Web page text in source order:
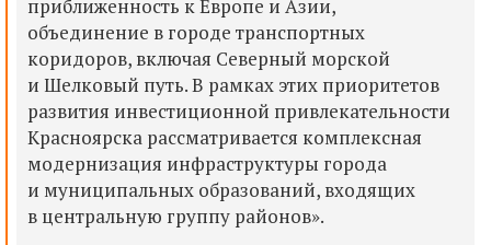
приближенность к Европе и Азии,
объединение в городе транспортных
коридоров, включая Северный морской
и Шелковый путь. В рамках этих приоритетов
развития инвестиционной привлекательности
Красноярска рассматривается комплексная
модернизация инфраструктуры города
и муниципальных образований, входящих
в центральную группу районов».